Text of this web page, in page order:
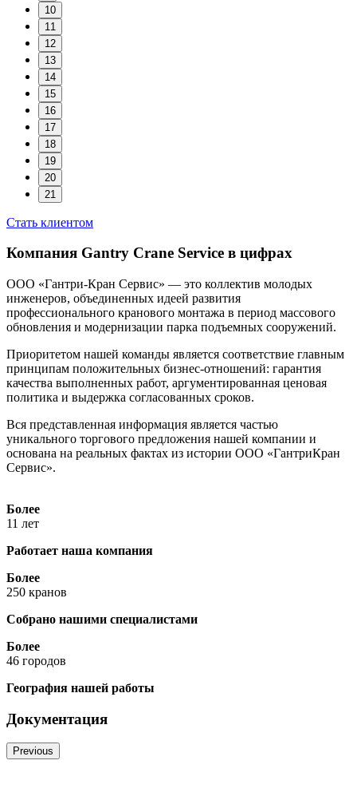
10
11
12
13
14
15
16
17
18
19
20
21
Стать клиентом
Компания Gantry Crane Service в цифрах
ООО «Гантри-Кран Сервис» — это коллектив молодых
инженеров, объединенных идеей развития
профессионального кранового монтажа в период массового
обновления и модернизации парка подъемных сооружений.
Приоритетом нашей команды является соответствие главным
принципам положительных бизнес-отношений: гарантия
качества выполненных работ, аргументированная ценовая
политика и выдержка согласованных сроков.
Вся представленная информация является частью
уникального торгового предложения нашей компании и
основана на реальных фактах из истории ООО «ГантриКран
Сервис».
Более
11 лет
Работает наша компания
Более
250 кранов
Собрано нашими специалистами
Более
46 городов
География нашей работы
Документация
Previous